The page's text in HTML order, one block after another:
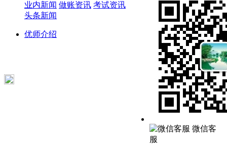
业内新闻 做账资讯 考试资讯
头条新闻
优师介绍
微信客
服